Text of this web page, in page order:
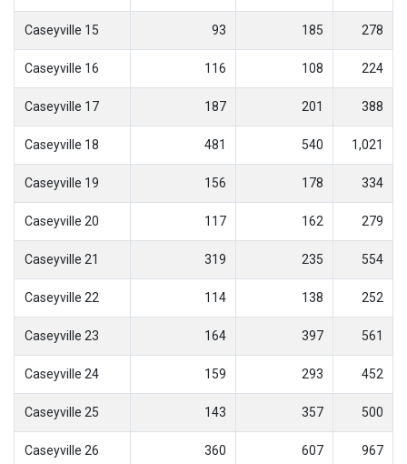
Caseyville 15 93 185 278
Caseyville 16 116 108 224
Caseyville 17 187 201 388
Caseyville 18 481 540 1,021
Caseyville 19 156 178 334
Caseyville 20 117 162 279
Caseyville 21 319 235 554
Caseyville 22 114 138 252
Caseyville 23 164 397 561
Caseyville 24 159 293 452
Caseyville 25 143 357 500
Caseyville 26 360 607 967